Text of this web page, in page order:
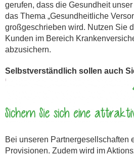
gerufen, dass die Gesundheit
das Thema „Gesundheitliche
großgeschrieben wird. Nutzen Sie
Kunden im Bereich
abzusichern.
Selbstverständlich sollen auch
Bei unseren Partnergesellschaften
Provisionen. Zudem wird im